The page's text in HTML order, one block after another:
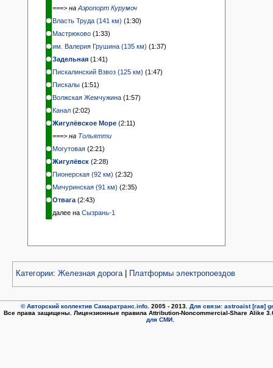
===> на Аэропорт Курумоч
Власть Труда (141 км) (1:30)
Мастрюково (1:33)
им. Валерия Грушина (135 км) (1:37)
Задельная (1:41)
Пискалинский Взвоз (125 км) (1:47)
Пискалы (1:51)
Волжская Жемчужина (1:57)
Канал (2:02)
Жигулёвское Море (2:11)
===> на Тольятти
Могутовая (2:21)
Жигулёвск (2:28)
Пионерская (92 км) (2:32)
Мичуринская (91 км) (2:35)
Отвага (2:43)
далее на Сызрань-1
Категории: Железная дорога| Платформы электропоездов
© Авторский коллектив Самаратранс.info . 2005 - 2013. Для связи: astroaist [гав]
Все права защищены. Лицензионные правила Attribution-Noncommercial-Share Alike
для СМИ.